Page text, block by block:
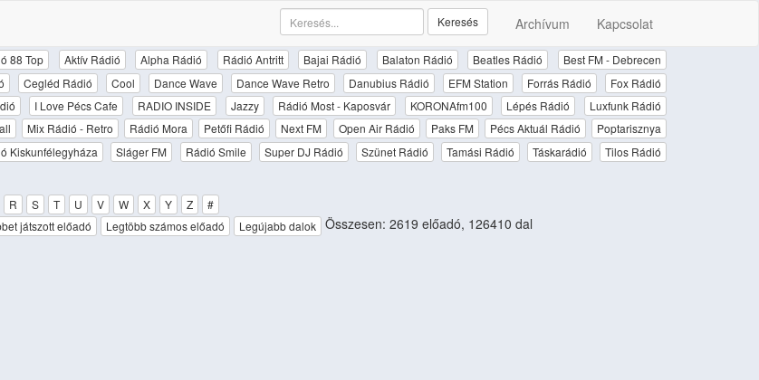
Archívum Kapcsolat
Keresés
88 Top Aktív Rádió Alpha Rádió Rádió Antritt Bajai Rádió Balaton Rádió Beatles Rádió
Best FM - Debrecen
Cegléd Rádió Cool Dance Wave Dance Wave Retro Danubius Rádió EFM Station Forrás Rádió
Fox Rádió
I Love Pécs Cafe RADIO INSIDE Jazzy Rádió Most - Kaposvár KORONAfm100 Lépés Rádió
Luxfunk Rádió
Mix Rádió - Retro Rádió Mora Petőfi Rádió Next FM Open Air Rádió Paks FM Pécs Aktuál Rádió
Poptarisznya
Kiskunfélegyháza Sláger FM Rádió Smile Super DJ Rádió Szünet Rádió Tamási Rádió Táskarádió
Tilos Rádió
R S T U V W X Y Z
#
játszott előadó Legtöbb számos előadó Legújabb dalok Összesen: 2619 előadó, 126410 dal